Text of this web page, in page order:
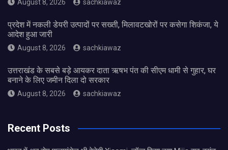
August 8, 2026 sachkiawaz
प्रदेश में नकली डेयरी उत्पादों पर सख्ती, मिलावटखोरों पर कसेगा शिकंजा, ये
आदेश हुआ जारी
August 8, 2026 sachkiawaz
उत्तराखंड के सबसे बड़े आयकर दाता ऋषभ पंत की सीएम धामी से गुहार, घर
बनाने के लिए जमीन दिला दो सरकार
August 8, 2026 sachkiawaz
Recent Posts